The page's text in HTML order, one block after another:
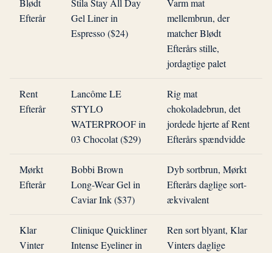
Blødt
Efterår
Stila Stay All Day
Gel Liner in
Espresso ($24)
Varm mat
mellembrun, der
matcher Blødt
Efterårs stille,
jordagtige palet
Rent
Efterår
Lancôme LE
STYLO
WATERPROOF in
03 Chocolat ($29)
Rig mat
chokoladebrun, det
jordede hjerte af Rent
Efterårs spændvidde
Mørkt
Efterår
Bobbi Brown
Long-Wear Gel in
Caviar Ink ($37)
Dyb sortbrun, Mørkt
Efterårs daglige sort-
ækvivalent
Klar
Vinter
Clinique Quickliner
Intense Eyeliner in
Ren sort blyant, Klar
Vinters daglige